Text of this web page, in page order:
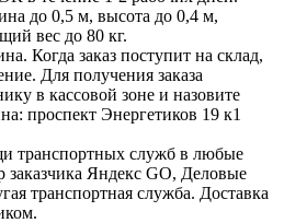
до 0,5 м, высота до 0,4 м,
вес до 80 кг.
Когда заказ поступит на склад,
Для получения заказа
в кассовой зоне и назовите
проспект Энергетиков 19 к1
транспортных служб в любые
Яндекс GO, Деловые
транспортная служба. Доставка